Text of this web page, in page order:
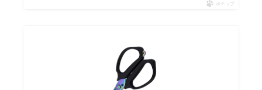
ポチップ